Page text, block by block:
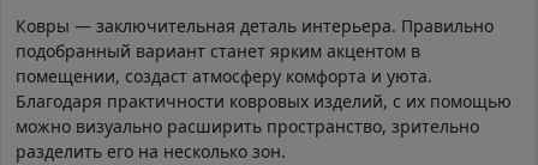
Ковры — заключительная деталь интерьера. Правильно
подобранный вариант станет ярким акцентом в
помещении, создаст атмосферу комфорта и уюта.
Благодаря практичности ковровых изделий, с их помощью
можно визуально расширить пространство, зрительно
разделить его на несколько зон.